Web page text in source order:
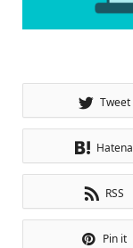
Tweet
Hatena
RSS
Pin it